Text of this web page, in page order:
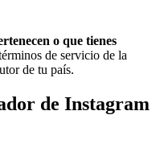
o que tienes
de servicio de la
de tu país.
de Instagram